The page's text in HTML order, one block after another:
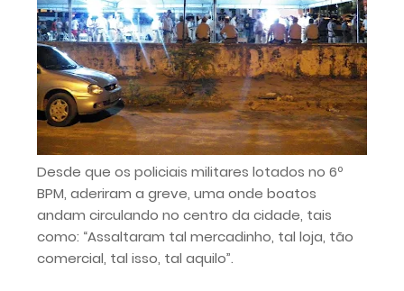
Desde que os policiais militares lotados no 6º
BPM, aderiram a greve, uma onde boatos
andam circulando no centro da cidade, tais
como: “Assaltaram tal mercadinho, tal loja, tão
comercial, tal isso, tal aquilo”.